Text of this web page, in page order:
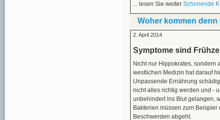
... lesen Sie weiter Schonende
Woher kommen
2. April 2014
Symptome sind
Nicht nur Hippokrates, sondern
westlichen Medizin hat darauf
Unpassende Ernährung
nicht alles richtig werden und -
unbehindert ins Blut gelangen,
Bakterien müssen zum
Beschwerden abgeht.